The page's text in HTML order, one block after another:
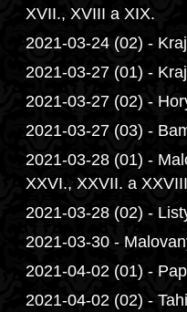
XVII., XVIII a XIX.
2021-03-24 (02) -
2021-03-27 (01) -
2021-03-27 (02) -
2021-03-27 (03) -
2021-03-28 (01) -
XXVI., XXVII. a
2021-03-28 (02) -
2021-03-30 -
2021-04-02 (01) -
2021-04-02 (02) -